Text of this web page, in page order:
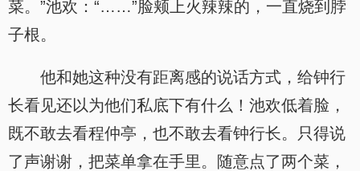
菜。”池欢：“……”脸颊上火辣辣的，一直烧到脖
子根。
他和她这种没有距离感的说话方式，给钟行
长看见还以为他们私底下有什么！池欢低着脸，
既不敢去看程仲亭，也不敢去看钟行长。只得说
了声谢谢，把菜单拿在手里。随意点了两个菜，